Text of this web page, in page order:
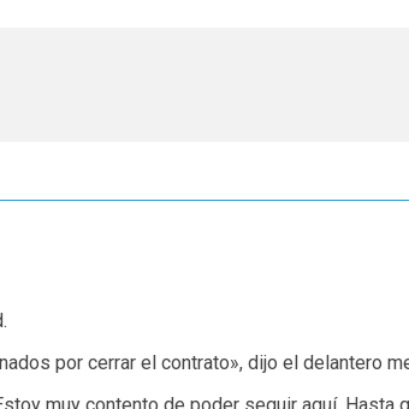
por cerrar el contrato», dijo el delantero